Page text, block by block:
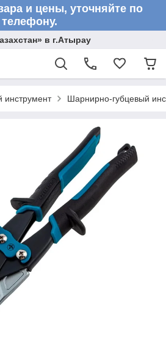
и цены, уточняйте по
телефону.
в г.Атырау
инструмент Шарнирно-губцевый